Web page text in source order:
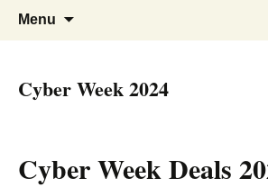
Cyber Monday
De beste Nederlandse
Deals bij elkaar
Menu
Cyber Week 2024
Cyber Week Deals